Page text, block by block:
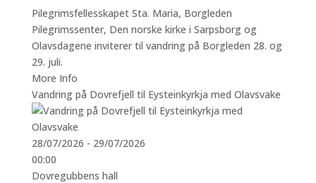
Pilegrimsfellesskapet Sta. Maria, Borgleden
Pilegrimssenter, Den norske kirke i Sarpsborg og
Olavsdagene inviterer til vandring på Borgleden 28. og
29. juli.
More Info
Vandring på Dovrefjell til Eysteinkyrkja med Olavsvake
28/07/2026 - 29/07/2026
00:00
Dovregubbens hall